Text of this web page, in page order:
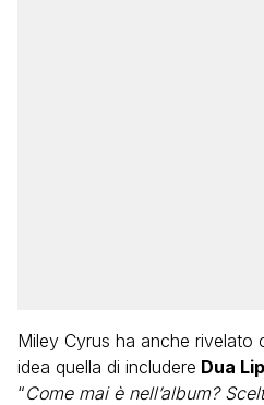
Miley Cyrus ha anche rivelato
idea quella di includere Dua
“Come mai è nell’album?